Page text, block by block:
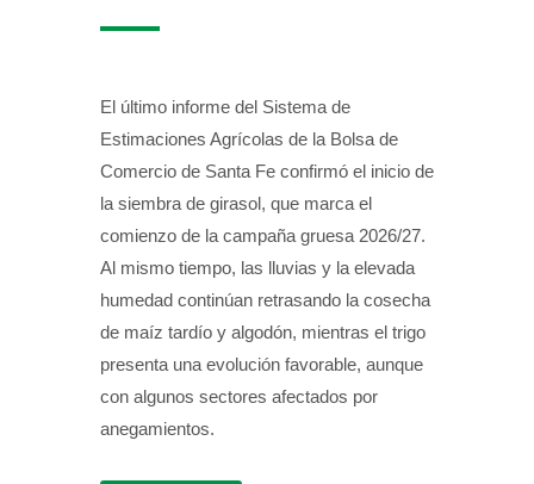
El último informe del Sistema de
Estimaciones Agrícolas de la Bolsa de
Comercio de Santa Fe confirmó el inicio de
la siembra de girasol, que marca el
comienzo de la campaña gruesa 2026/27.
Al mismo tiempo, las lluvias y la elevada
humedad continúan retrasando la cosecha
de maíz tardío y algodón, mientras el trigo
presenta una evolución favorable, aunque
con algunos sectores afectados por
anegamientos.